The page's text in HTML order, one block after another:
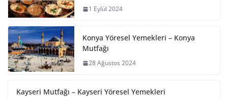
1 Eylül 2024
Konya Yöresel Yemekleri – Konya
Mutfağı
28 Ağustos 2024
Kayseri Mutfağı – Kayseri Yöresel Yemekleri